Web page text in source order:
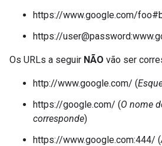
https://www.google.com/
https://
Os URLs a seguir NÃO vão ser
http://www.google.com/ (
https://google.com/ (O nome
corresponde)
https://www.google.com:444/ (